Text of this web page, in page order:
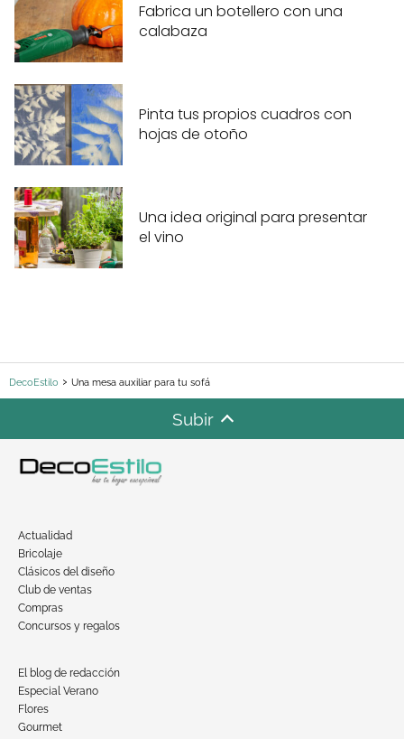
Fabrica un botellero con una
calabaza
Pinta tus propios cuadros con
hojas de otoño
Una idea original para presentar
el vino
DecoEstilo Una mesa auxiliar para tu sofá
Subir
Actualidad
Bricolaje
Clásicos del diseño
Club de ventas
Compras
Concursos y regalos
El blog de redacción
Especial Verano
Flores
Gourmet